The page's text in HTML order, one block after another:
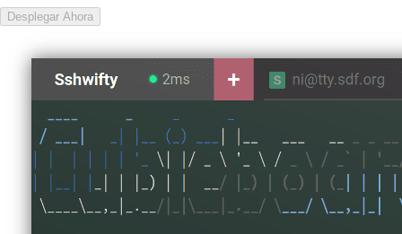
Desplegar Ahora